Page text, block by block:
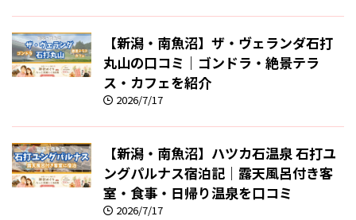
【新潟・南魚沼】ザ・ヴェランダ石打
丸山の口コミ｜ゴンドラ・絶景テラ
ス・カフェを紹介
2026/7/17
【新潟・南魚沼】ハツカ石温泉 石打ユ
ングパルナス宿泊記｜露天風呂付き客
室・食事・日帰り温泉を口コミ
2026/7/17